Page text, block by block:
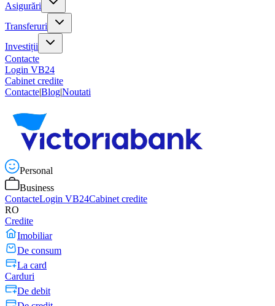
Asigurări
Transferuri
Investiții
Contacte
Login VB24
Cabinet credite
Contacte|Blog|Noutati
Personal
Business
ContacteLogin VB24Cabinet credite
RO
Credite
Imobiliar
De consum
La card
Carduri
De debit